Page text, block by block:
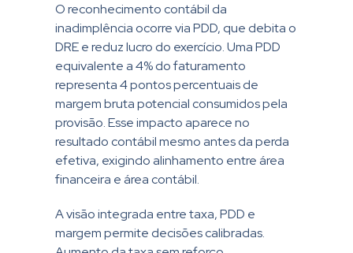
O reconhecimento contábil da
inadimplência ocorre via PDD, que debita o
DRE e reduz lucro do exercício. Uma PDD
equivalente a 4% do faturamento
representa 4 pontos percentuais de
margem bruta potencial consumidos pela
provisão. Esse impacto aparece no
resultado contábil mesmo antes da perda
efetiva, exigindo alinhamento entre área
financeira e área contábil.
A visão integrada entre taxa, PDD e
margem permite decisões calibradas.